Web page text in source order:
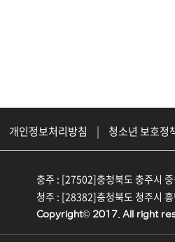
개인정보처리방침 |
청소년 보호정
충주 : [27502]충청북도 충주시
청주 : [28382]충청북도 청주시
Copyright© 2017. All right